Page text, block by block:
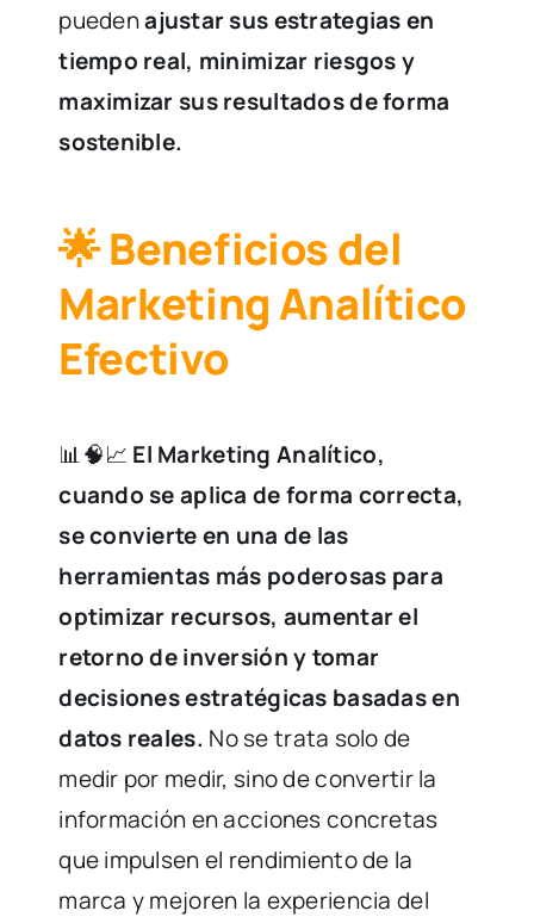
puedenajustar sus estrategias en
tiempo real, minimizar riesgos y
maximizar sus resultados de forma
sostenible.
🌟 Beneficios del
Marketing Analítico
Efectivo
📊🧠📈 El Marketing Analítico,
cuando se aplica de forma correcta,
se convierte en una de las
herramientas más poderosas para
optimizar recursos, aumentar el
retorno de inversión y tomar
decisiones estratégicas basadas en
datos reales. No se trata solo de
medir por medir, sino de convertir la
información en acciones concretas
que impulsen el rendimiento de la
marca y mejoren la experiencia del